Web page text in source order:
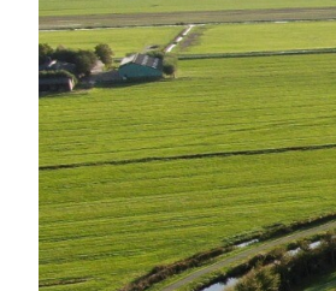
Nieuws
Contact